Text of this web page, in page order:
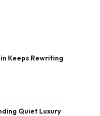
Keeps Rewriting
Quiet Luxury